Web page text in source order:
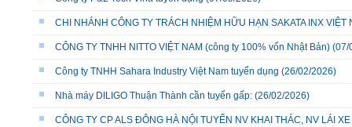
CHI NHÁNH CÔNG TY TRÁCH NHIỆM HỮU HẠN SAKATA INX
CÔNG TY TNHH NITTO VIỆT NAM (công ty 100% vốn Nhật Bản) (07/
Công ty TNHH Sahara Industry Việt Nam tuyển dụng (26/02/2026)
Nhà máy DILIGO Thuận Thành cần tuyển gấp: (26/02/2026)
CÔNG TY CP ALS ĐÔNG HÀ NỘI TUYỂN NV KHAI THÁC, NV LÁI